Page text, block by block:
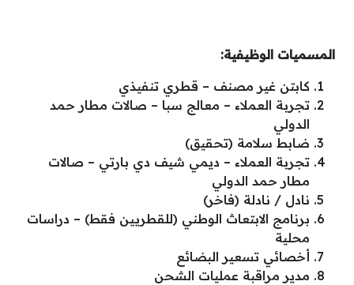
المسميات الوظيفية:
كابتن غير مصنف – قطري تنفيذي
تجربة العملاء – معالج سبا – صالات مطار حمد
الدولي
ضابط سلامة (تحقيق)
تجربة العملاء – ديمي شيف دي بارتي – صالات
مطار حمد الدولي
نادل / نادلة (فاخر)
برنامج الابتعاث الوطني (للقطريين فقط) – دراسات
محلية
أخصائي تسعير البضائع
مدير مراقبة عمليات الشحن